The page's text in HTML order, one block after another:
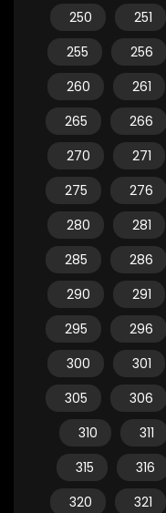
250
251
255
256
260
261
265
266
270
271
275
276
280
281
285
286
290
291
295
296
300
301
305
306
310
311
315
316
320
321